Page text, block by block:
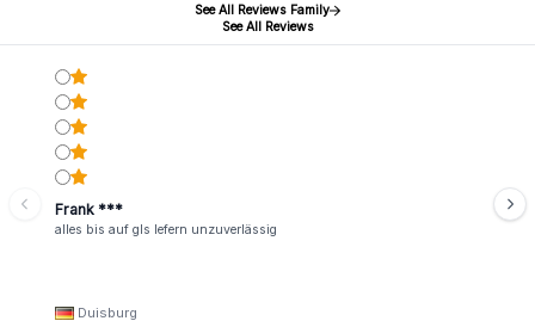
See All Reviews Family
See All Reviews
Frank ***
alles bis auf gls lefern unzuverlässig
Duisburg